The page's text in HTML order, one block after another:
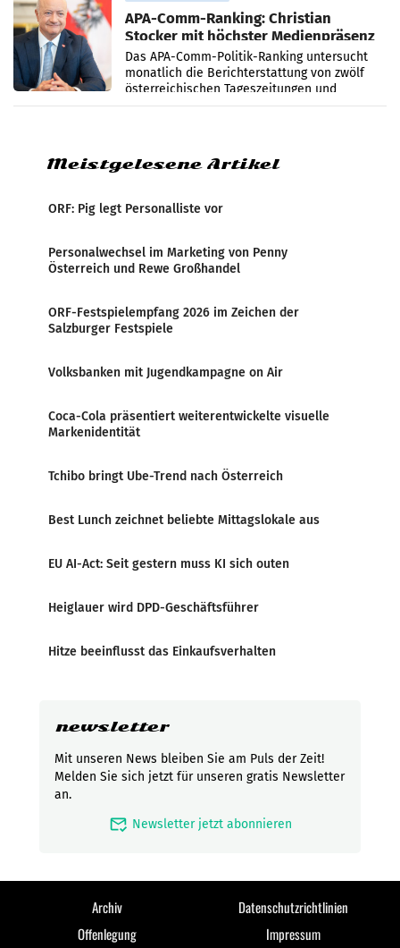
APA-Comm-Ranking: Christian
Stocker mit höchster Medienpräsenz
im Juli
Das APA-Comm-Politik-Ranking untersucht
monatlich die Berichterstattung von zwölf
österreichischen Tageszeitungen und
analysiert, welche Politikerinnen und
Meistgelesene Artikel
ORF: Pig legt Personalliste vor
Personalwechsel im Marketing von Penny
Österreich und Rewe Großhandel
ORF-Festspielempfang 2026 im Zeichen der
Salzburger Festspiele
Volksbanken mit Jugendkampagne on Air
Coca-Cola präsentiert weiterentwickelte visuelle
Markenidentität
Tchibo bringt Ube-Trend nach Österreich
Best Lunch zeichnet beliebte Mittagslokale aus
EU AI-Act: Seit gestern muss KI sich outen
Heiglauer wird DPD-Geschäftsführer
Hitze beeinflusst das Einkaufsverhalten
newsletter
Mit unseren News bleiben Sie am Puls der Zeit!
Melden Sie sich jetzt für unseren gratis Newsletter
an.
mark_email_read Newsletter jetzt abonnieren
Archiv
Datenschutzrichtlinien
Offenlegung
Impressum